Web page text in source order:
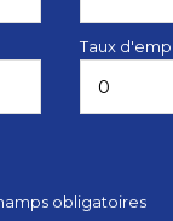
Taux
obligatoires